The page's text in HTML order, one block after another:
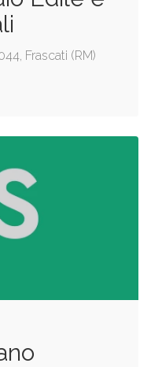
Frascati (RM)